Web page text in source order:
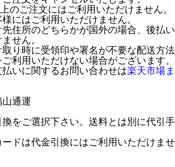
のご注文にはご利用いただけません。
にはご利用いただけません。
住所のどちらかが国外の場合、後払い
せん。
り時に受領印や署名が不要な配送方法
利用いただけない場合がございます。
いに関するお問い合わせは楽天市場ま
通運
をご選択下さい。送料とは別に代引手
ドは代金引換にはご利用いただけませ